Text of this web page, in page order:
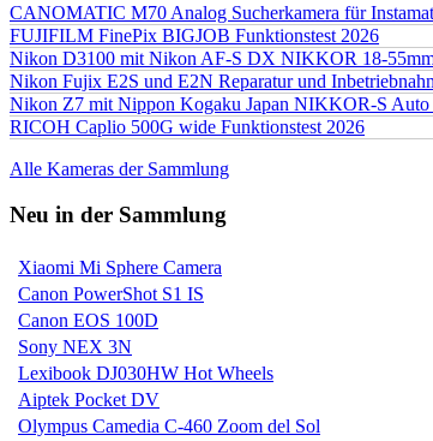
CANOMATIC M70 Analog Sucherkamera für
FUJIFILM FinePix BIGJOB Funktionstest 2026
Nikon D3100 mit Nikon AF-S DX NIKKOR 18-
Nikon Fujix E2S und E2N Reparatur und
Nikon Z7 mit Nippon Kogaku Japan NIKKOR-S
RICOH Caplio 500G wide Funktionstest 2026
Alle Kameras der Sammlung
Neu in der Sammlung
Xiaomi Mi Sphere Camera
Canon PowerShot S1 IS
Canon EOS 100D
Sony NEX 3N
Lexibook DJ030HW Hot Wheels
Aiptek Pocket DV
Olympus Camedia C-460 Zoom del Sol